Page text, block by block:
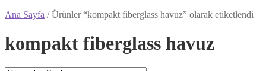
Ana Sayfa /Ürünler “kompakt fiberglass havuz” olarak etiketlendi
kompakt fiberglass havuz